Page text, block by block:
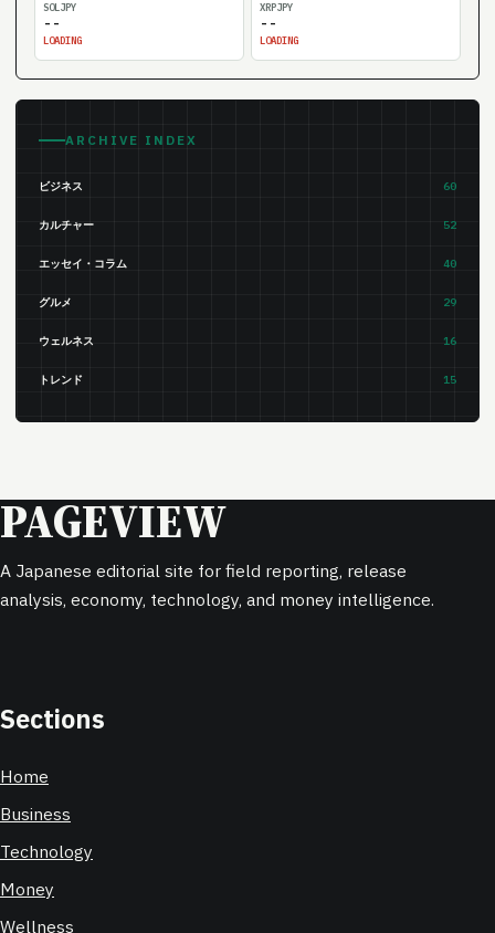
SOLJPY
--
LOADING
XRPJPY
--
LOADING
ARCHIVE INDEX
ビジネス 60
カルチャー 52
エッセイ・コラム 40
グルメ 29
ウェルネス 16
トレンド 15
PAGEVIEW
A Japanese editorial site for field reporting, release
analysis, economy, technology, and money intelligence.
Sections
Home
Business
Technology
Money
Wellness